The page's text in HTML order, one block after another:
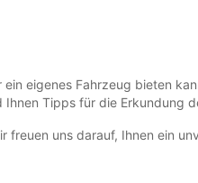
eigenes Fahrzeug bieten
Tipps für die Erkundung
freuen uns darauf, Ihnen ein